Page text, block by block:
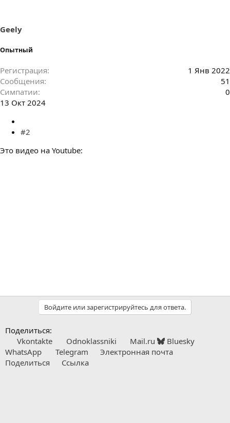
Geely
Опытный
Регистрация
1 Янв 2022
Сообщения
51
Симпатии
0
13 Окт 2024
#2
Это видео на Youtube:
Войдите или зарегистрируйтесь для ответа.
Поделиться:
Vkontakte
Odnoklassniki Mail.ru
Bluesky
WhatsApp
Telegram
Электронная почта
Поделиться
Ссылка